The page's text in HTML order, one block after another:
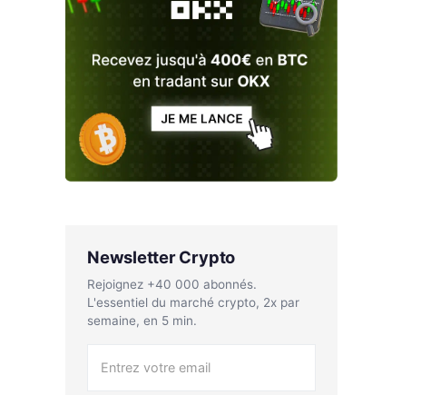
Newsletter Crypto
Rejoignez +40 000 abonnés.
L'essentiel du marché crypto, 2x par
semaine, en 5 min.